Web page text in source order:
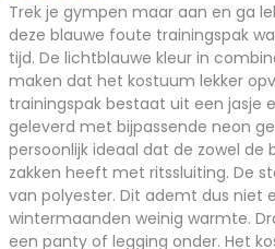
Trek je gympen maar aan en ga
deze blauwe foute trainingspak
tijd. De lichtblauwe kleur in
maken dat het kostuum lekker
trainingspak bestaat uit een jasje
geleverd met bijpassende neon
persoonlijk ideaal dat de zowel de
zakken heeft met ritssluiting. De
van polyester. Dit ademt dus niet
wintermaanden weinig warmte.
een panty of legging onder. Het